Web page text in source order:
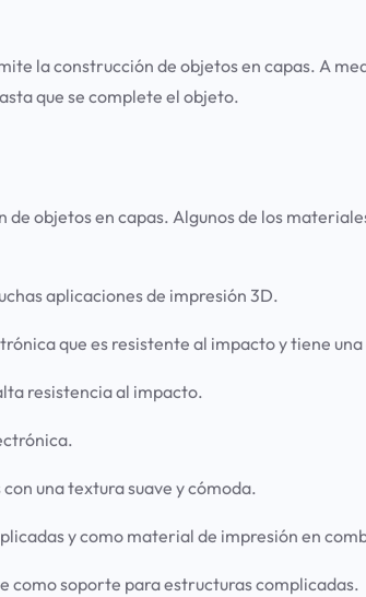
la construcción de objetos en capas. A
que se complete el objeto.
objetos en capas. Algunos de los
aplicaciones de impresión 3D.
que es resistente al impacto y tiene
resistencia al impacto.
una textura suave y cómoda.
y como material de impresión en
como soporte para estructuras complicadas.